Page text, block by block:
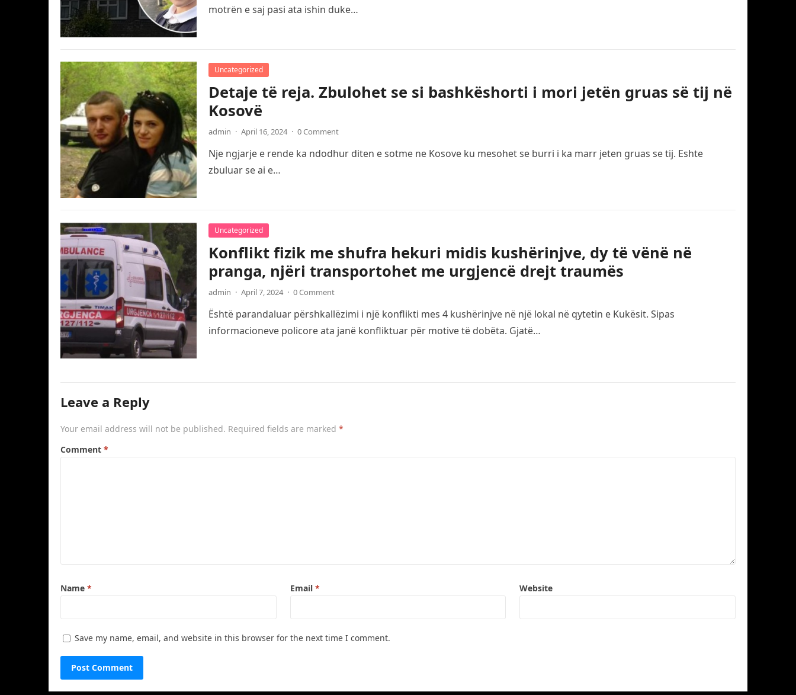
motrën e saj pasi ata ishin duke…
Uncategorized
Detaje të reja. Zbulohet se si bashkëshorti i mori jetën gruas së tij në
Kosovë
admin · April 16, 2024 · 0 Comment
Nje ngjarje e rende ka ndodhur diten e sotme ne Kosove ku mesohet se burri i ka marr jeten gruas se tij. Eshte
zbuluar se ai e…
Uncategorized
Konflikt fizik me shufra hekuri midis kushërinjve, dy të vënë në
pranga, njëri transportohet me urgjencë drejt traumës
admin · April 7, 2024 · 0 Comment
Është parandaluar përshkallëzimi i një konflikti mes 4 kushërinjve në një lokal në qytetin e Kukësit. Sipas
informacioneve policore ata janë konfliktuar për motive të dobëta. Gjatë…
Leave a Reply
Your email address will not be published. Required fields are marked *
Comment *
Name * Email * Website
Save my name, email, and website in this browser for the next time I comment.